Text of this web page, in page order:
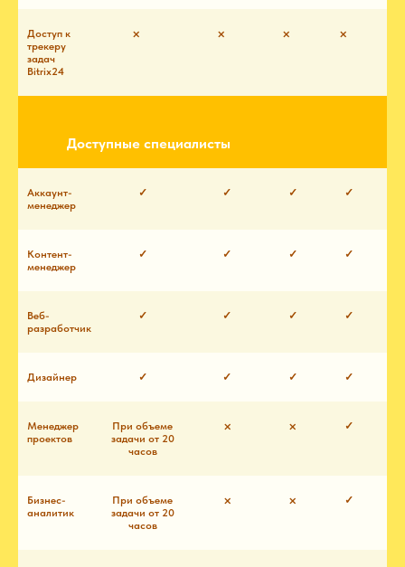
Доступ к
трекеру
задач
Bitrix24
⨉ ⨉ ⨉ ⨉
Доступные специалисты
обращение
[Архивный]
Аккаунт-
менеджер
✓ ✓ ✓ ✓
Контент-
менеджер
✓ ✓ ✓ ✓
Веб-
разработчик
✓ ✓ ✓ ✓
Дизайнер ✓ ✓ ✓ ✓
Менеджер
проектов
При объеме
задачи от 20
часов
⨉ ⨉ ✓
Бизнес-
аналитик
При объеме
задачи от 20
часов
⨉ ⨉ ✓